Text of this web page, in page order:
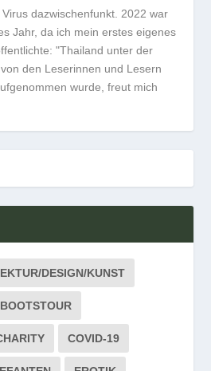
dazwischenfunkt. 2022 war
Jahr, da ich mein erstes eigenes
"Thailand unter der
den Leserinnen und Lesern
wurde, freut mich
DESIGN/KUNST
BOOTSTOUR
COVID-19